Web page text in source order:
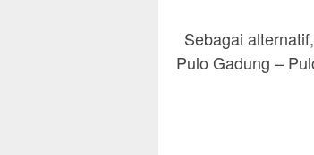
Sebagai
Pulo Gadung –